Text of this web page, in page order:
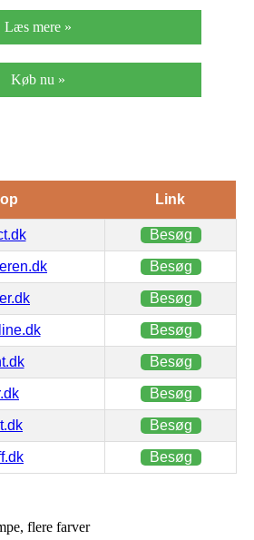
Læs mere »
Køb nu »
Link
Besøg
Besøg
Besøg
Besøg
Besøg
Besøg
Besøg
Besøg
flere farver